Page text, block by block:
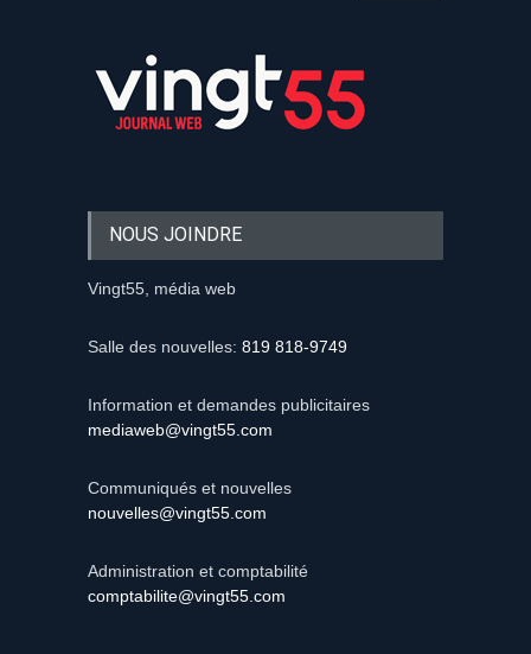
NOUS JOINDRE
Vingt55, média web
Salle des nouvelles: 819 818-9749
Information et demandes publicitaires
mediaweb@vingt55.com
Communiqués et nouvelles
nouvelles@vingt55.com
Administration et comptabilité
comptabilite@vingt55.com